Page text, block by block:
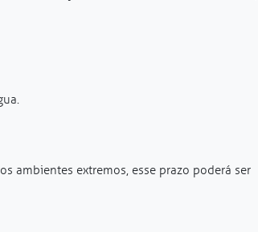
ambientes extremos, esse prazo poderá ser